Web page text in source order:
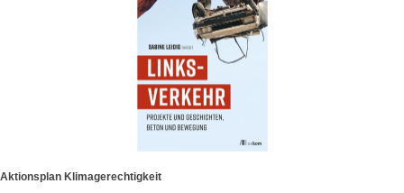
Aktionsplan Klimagerechtigkeit